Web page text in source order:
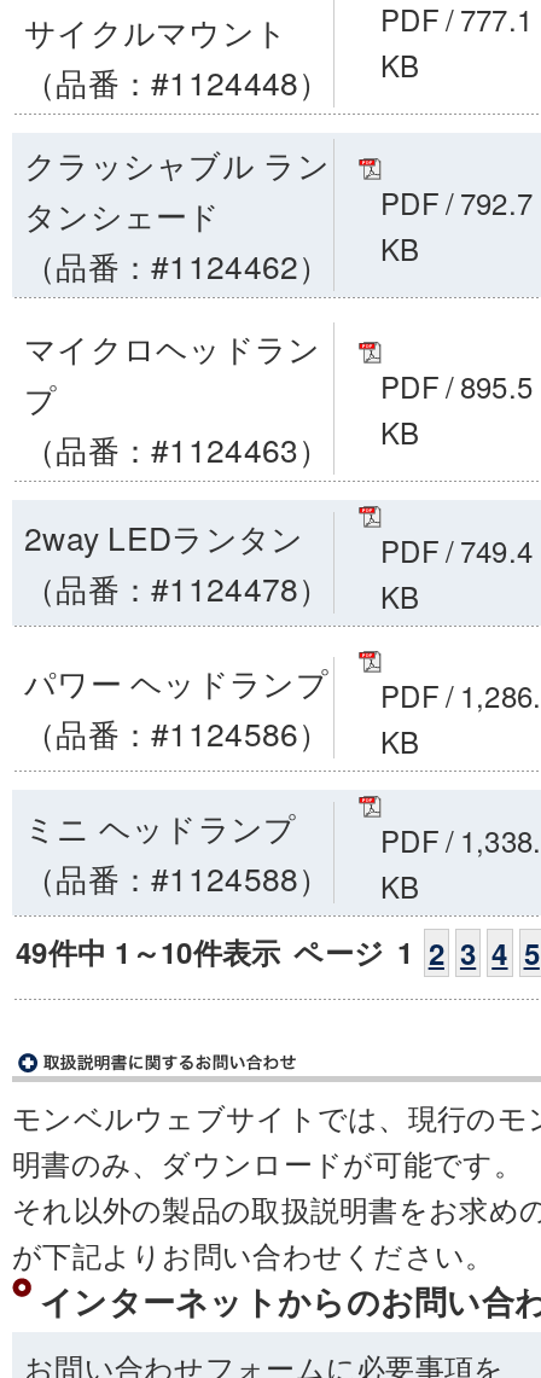
サイクルマウント
（品番：#1124448）
PDF/777.1
KB
クラッシャブル ラン
タンシェード
（品番：#1124462）
PDF/792.7
KB
マイクロヘッドラン
プ
（品番：#1124463）
PDF/895.5
KB
2way LEDランタン
（品番：#1124478）
PDF/749.4
KB
パワー ヘッドランプ
（品番：#1124586）
PDF/
KB
ミニ ヘッドランプ
（品番：#1124588）
PDF/
KB
49件中 1～10件表示 ページ 1 2 3 4 5
モンベルウェブサイトでは、現行のモ
明書のみ、ダウンロードが可能です。
それ以外の製品の取扱説明書をお求め
が下記よりお問い合わせください。
インターネットからのお問い合
お問い合わせフォームに必要事項を